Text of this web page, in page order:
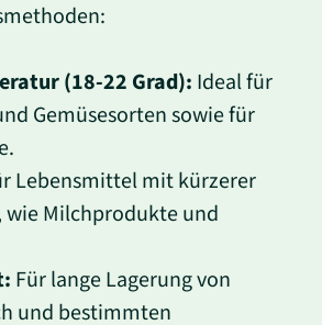
(18-22 Grad): Ideal für
Gemüsesorten sowie für
Lebensmittel mit kürzerer
Milchprodukte und
Für lange Lagerung von
und bestimmten